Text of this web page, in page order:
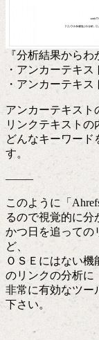
『分析結果からわ
・アンカーテキス
・アンカーテキス
アンカーテキスト
リンクテキストの
どんなキーワード
す。
——–
このように「
るので視覚的に分
かつ日を追っての
ど、
ＯＳＥにはない
のリンクの分析に
非常に有効なツー
下さい。